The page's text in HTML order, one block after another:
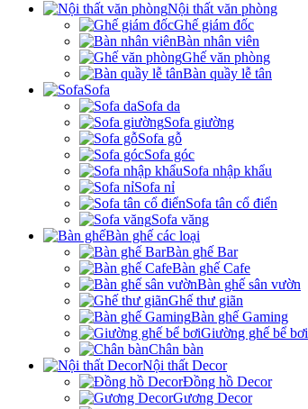
Nội thất văn phòng
Ghế giám đốc
Bàn nhân viên
Ghế văn phòng
Bàn quầy lễ tân
Sofa
Sofa da
Sofa giường
Sofa gỗ
Sofa góc
Sofa nhập khẩu
Sofa nỉ
Sofa tân cổ điển
Sofa văng
Bàn ghế các loại
Bàn ghế Bar
Bàn ghế Cafe
Bàn ghế sân vườn
Ghế thư giãn
Bàn ghế Gaming
Giường ghế bể bơi
Chân bàn
Nội thất Decor
Đồng hồ Decor
Gương Decor